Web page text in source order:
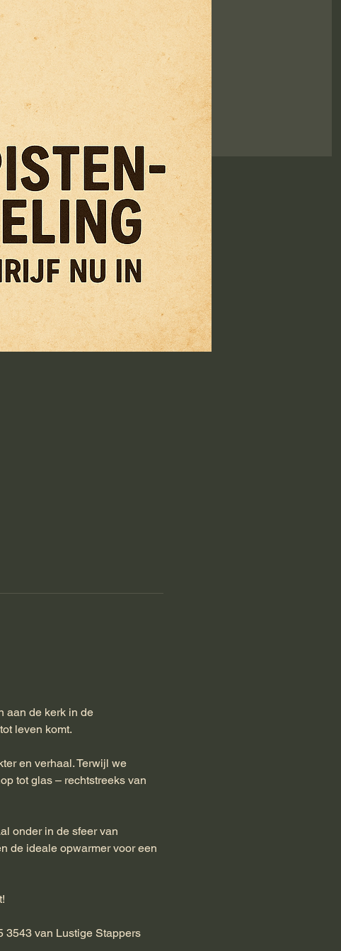
aan de kerk in de
leven komt.
en verhaal. Terwijl we
tot glas – rechtstreeks van
onder in de sfeer van
de ideale opwarmer voor een
3543 van Lustige Stappers